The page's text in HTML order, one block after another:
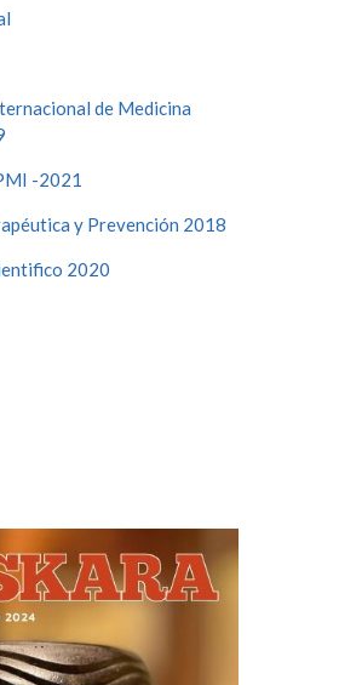
de Medicina
-2021
y Prevención 2018
2020